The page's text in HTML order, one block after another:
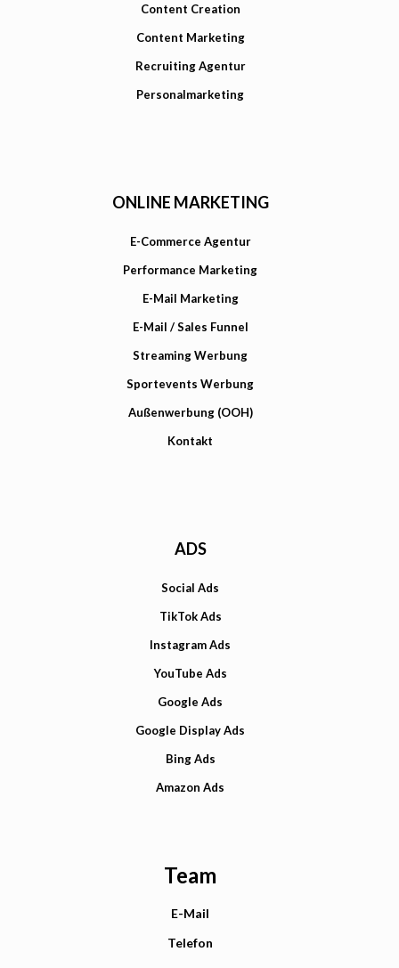
Content Creation
Content Marketing
Recruiting Agentur
Personalmarketing
ONLINE MARKETING
E-Commerce Agentur
Performance Marketing
E-Mail Marketing
E-Mail / Sales Funnel
Streaming Werbung
Sportevents Werbung
Außenwerbung (OOH)
Kontakt
ADS
Social Ads
TikTok Ads
Instagram Ads
YouTube Ads
Google Ads
Google Display Ads
Bing Ads
Amazon Ads
Team
E-Mail
Telefon